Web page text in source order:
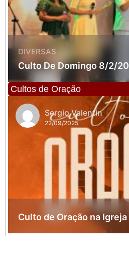
DIVERSAS
Culto De Domingo 8/2/
Cultos de Oração
Sergio Valentin
22/09/2025
Culto de Oração na Igreja